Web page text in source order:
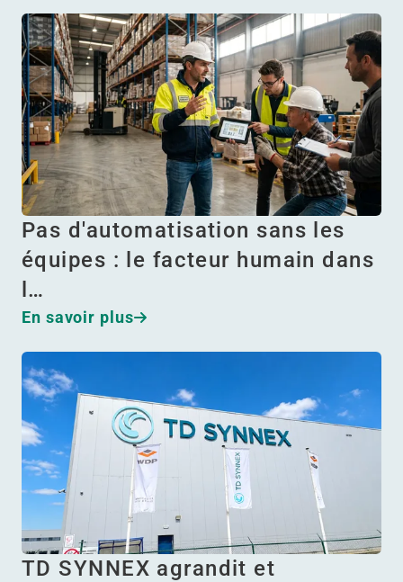
Pas d'automatisation sans les
équipes : le facteur humain dans
l…
En savoir plus
TD SYNNEX agrandit et